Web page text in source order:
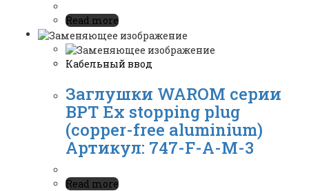
Read more
Кабельный ввод
Заглушки WAROM серии
BPT Ex stopping plug
(copper-free aluminium)
Артикул: 747-F-A-M-3
Read more